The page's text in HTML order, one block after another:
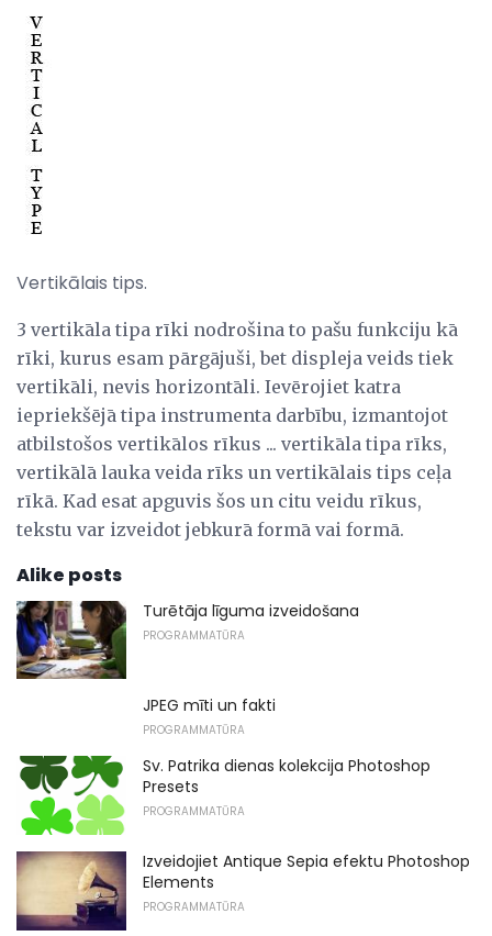
Vertikālais tips.
3 vertikāla tipa rīki nodrošina to pašu funkciju kā
rīki, kurus esam pārgājuši, bet displeja veids tiek
vertikāli, nevis horizontāli. Ievērojiet katra
iepriekšējā tipa instrumenta darbību, izmantojot
atbilstošos vertikālos rīkus ... vertikāla tipa rīks,
vertikālā lauka veida rīks un vertikālais tips ceļa
rīkā. Kad esat apguvis šos un citu veidu rīkus,
tekstu var izveidot jebkurā formā vai formā.
Alike posts
Turētāja līguma izveidošana
PROGRAMMATŪRA
JPEG mīti un fakti
PROGRAMMATŪRA
Sv. Patrika dienas kolekcija Photoshop
Presets
PROGRAMMATŪRA
Izveidojiet Antique Sepia efektu Photoshop
Elements
PROGRAMMATŪRA